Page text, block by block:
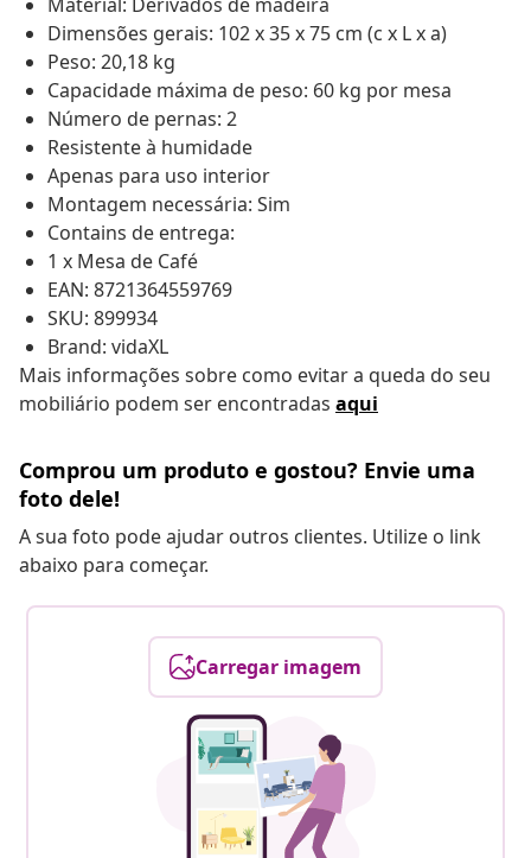
Dimensões gerais: 102 x 35 x 75 cm (c x L x a)
Peso: 20,18 kg
Capacidade máxima de peso: 60 kg por mesa
Número de pernas: 2
Resistente à humidade
Apenas para uso interior
Montagem necessária: Sim
Contains de entrega:
1 x Mesa de Café
EAN: 8721364559769
SKU: 899934
Brand: vidaXL
Mais informações sobre como evitar a queda do seu
mobiliário podem ser encontradas aqui
Comprou um produto e gostou? Envie uma
foto dele!
A sua foto pode ajudar outros clientes. Utilize o link
abaixo para começar.
Carregar imagem